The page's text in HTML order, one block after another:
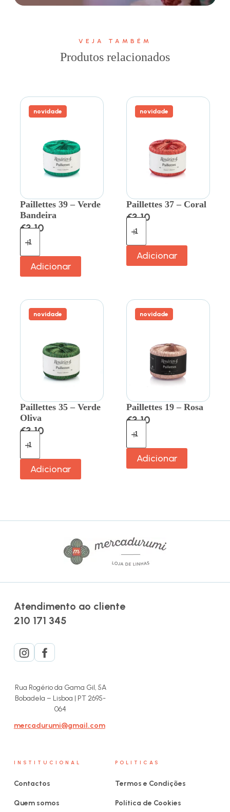
VEJA TAMBÉM
Produtos relacionados
novidade
Paillettes 39 – Verde
Bandeira
€3.10
Adicionar
novidade
Paillettes 37 – Coral
€3.10
Adicionar
novidade
Paillettes 35 – Verde
Oliva
€3.10
Adicionar
novidade
Paillettes 19 – Rosa
€3.10
Adicionar
Atendimento ao cliente
210 171 345
Rua Rogério da Gama Gil, 5A
Bobadela – Lisboa | PT 2695-
064
mercadurumi@gmail.com
INSTITUCIONAL
Contactos
Quem somos
POLITICAS
Termos e Condições
Política de Cookies